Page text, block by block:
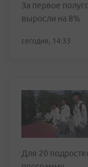
За первое
выросли на 8%
сегодня, 14:33
Для 20